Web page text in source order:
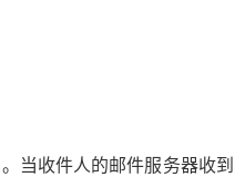
当收件人的邮件服务器收